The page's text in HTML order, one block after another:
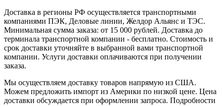
Доставка в регионы РФ осуществляется транспортными
компаниями ПЭК, Деловые линии, Желдор Альянс и ТЭС.
Минимальная сумма заказа: от 15 000 рублей. Доставка до
терминала транспортной компании - бесплатно. Стоимость и
срок доставки уточняйте в выбранной вами транспортной
компании. Услуги доставки оплачиваются при получении
заказа.
Мы осуществляем доставку товаров напрямую из США.
Можем предложить импорт из Америки по низкой цене. Цена
доставки обсуждается при оформлении запроса. Подробности